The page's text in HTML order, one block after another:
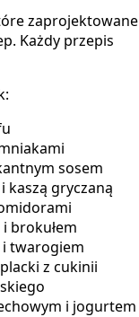
zaprojektowane
Każdy przepis
sosem
kaszą gryczaną
brokułem
i twarogiem
z cukinii
i jogurtem